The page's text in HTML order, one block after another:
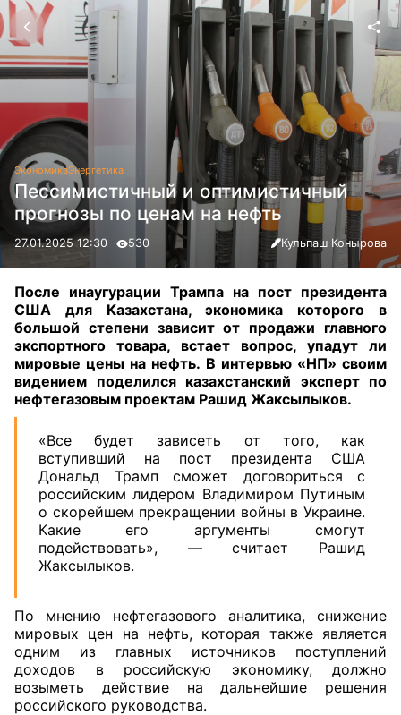
ЭкономикаЭнергетика
Пессимистичный и оптимистичный
прогнозы по ценам на нефть
27.01.2025 12:30 530 Кульпаш Конырова
После инаугурации Трампа на пост президента
США для Казахстана, экономика которого в
большой степени зависит от продажи главного
экспортного товара, встает вопрос, упадут ли
мировые цены на нефть. В интервью «НП» своим
видением поделился казахстанский эксперт по
нефтегазовым проектам Рашид Жаксылыков.
«Все будет зависеть от того, как
вступивший на пост президента США
Дональд Трамп сможет договориться с
российским лидером Владимиром Путиным
о скорейшем прекращении войны в Украине.
Какие его аргументы смогут
подействовать», — считает Рашид
Жаксылыков.
По мнению нефтегазового аналитика, снижение
мировых цен на нефть, которая также является
одним из главных источников поступлений
доходов в российскую экономику, должно
возыметь действие на дальнейшие решения
российского руководства.